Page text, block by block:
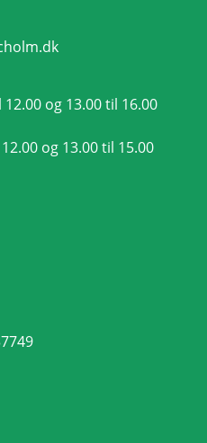
og 13.00 til 16.00
og 13.00 til 15.00